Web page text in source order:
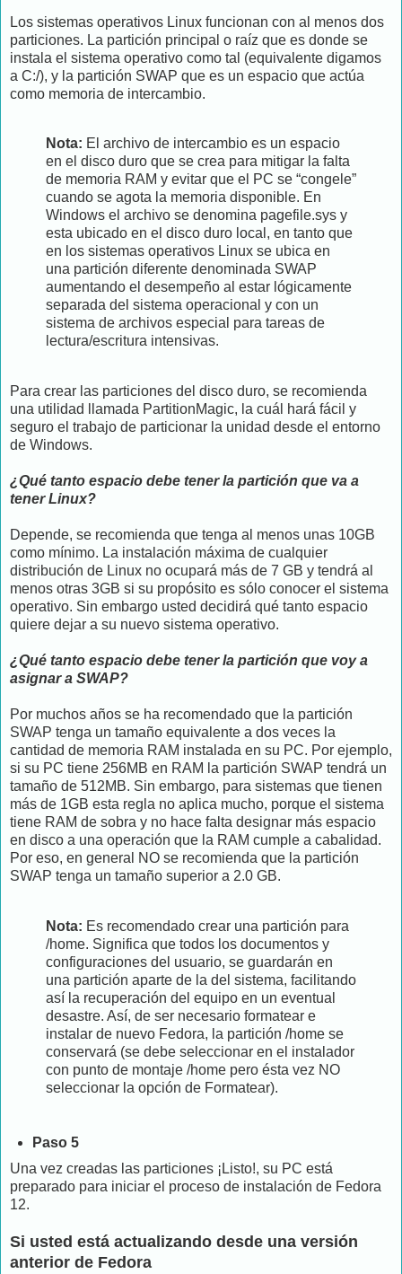
Los sistemas operativos Linux funcionan con al menos dos
particiones. La partición principal o raíz que es donde se
instala el sistema operativo como tal (equivalente digamos
a C:/), y la partición SWAP que es un espacio que actúa
como memoria de intercambio.
Nota: El archivo de intercambio es un espacio
en el disco duro que se crea para mitigar la falta
de memoria RAM y evitar que el PC se “congele”
cuando se agota la memoria disponible. En
Windows el archivo se denomina pagefile.sys y
esta ubicado en el disco duro local, en tanto que
en los sistemas operativos Linux se ubica en
una partición diferente denominada SWAP
aumentando el desempeño al estar lógicamente
separada del sistema operacional y con un
sistema de archivos especial para tareas de
lectura/escritura intensivas.
Para crear las particiones del disco duro, se recomienda
una utilidad llamada PartitionMagic, la cuál hará fácil y
seguro el trabajo de particionar la unidad desde el entorno
de Windows.
¿Qué tanto espacio debe tener la partición que va a
tener Linux?
Depende, se recomienda que tenga al menos unas 10GB
como mínimo. La instalación máxima de cualquier
distribución de Linux no ocupará más de 7 GB y tendrá al
menos otras 3GB si su propósito es sólo conocer el sistema
operativo. Sin embargo usted decidirá qué tanto espacio
quiere dejar a su nuevo sistema operativo.
¿Qué tanto espacio debe tener la partición que voy a
asignar a SWAP?
Por muchos años se ha recomendado que la partición
SWAP tenga un tamaño equivalente a dos veces la
cantidad de memoria RAM instalada en su PC. Por ejemplo,
si su PC tiene 256MB en RAM la partición SWAP tendrá un
tamaño de 512MB. Sin embargo, para sistemas que tienen
más de 1GB esta regla no aplica mucho, porque el sistema
tiene RAM de sobra y no hace falta designar más espacio
en disco a una operación que la RAM cumple a cabalidad.
Por eso, en general NO se recomienda que la partición
SWAP tenga un tamaño superior a 2.0 GB.
Nota: Es recomendado crear una partición para
/home. Significa que todos los documentos y
configuraciones del usuario, se guardarán en
una partición aparte de la del sistema, facilitando
así la recuperación del equipo en un eventual
desastre. Así, de ser necesario formatear e
instalar de nuevo Fedora, la partición /home se
conservará (se debe seleccionar en el instalador
con punto de montaje /home pero ésta vez NO
seleccionar la opción de Formatear).
Paso 5
Una vez creadas las particiones ¡Listo!, su PC está
preparado para iniciar el proceso de instalación de Fedora
12.
Si usted está actualizando desde una versión
anterior de Fedora